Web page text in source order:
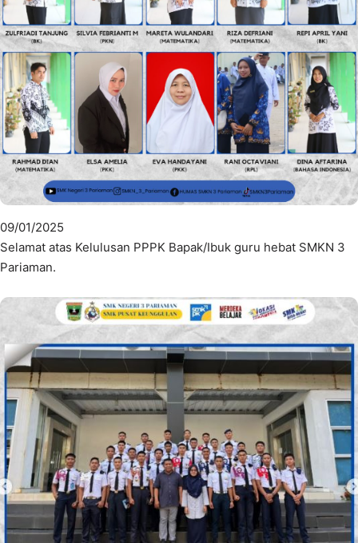
09/01/2025
Selamat atas Kelulusan PPPK Bapak/Ibuk guru hebat SMKN 3
Pariaman.